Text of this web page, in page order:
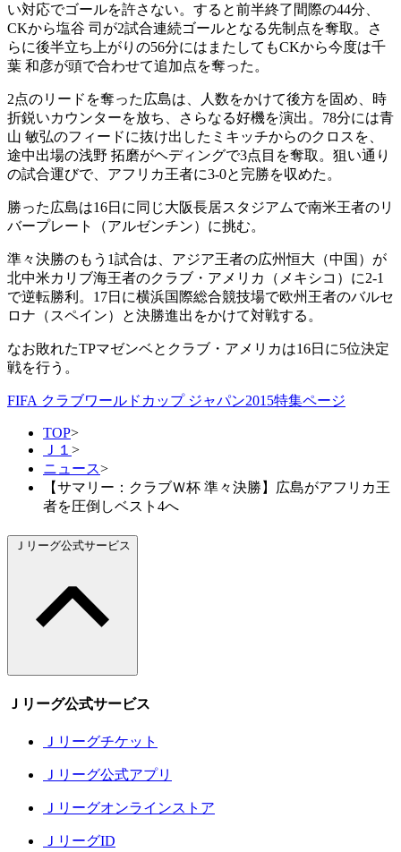
い対応でゴールを許さない。すると前半終了間際の44分、
CKから塩谷 司が2試合連続ゴールとなる先制点を奪取。さ
らに後半立ち上がりの56分にはまたしてもCKから今度は千
葉 和彦が頭で合わせて追加点を奪った。
2点のリードを奪った広島は、人数をかけて後方を固め、時
折鋭いカウンターを放ち、さらなる好機を演出。78分には青
山 敏弘のフィードに抜け出したミキッチからのクロスを、
途中出場の浅野 拓磨がヘディングで3点目を奪取。狙い通り
の試合運びで、アフリカ王者に3-0と完勝を収めた。
勝った広島は16日に同じ大阪長居スタジアムで南米王者のリ
バープレート（アルゼンチン）に挑む。
準々決勝のもう1試合は、アジア王者の広州恒大（中国）が
北中米カリブ海王者のクラブ・アメリカ（メキシコ）に2-1
で逆転勝利。17日に横浜国際総合競技場で欧州王者のバルセ
ロナ（スペイン）と決勝進出をかけて対戦する。
なお敗れたTPマゼンベとクラブ・アメリカは16日に5位決定
戦を行う。
FIFA クラブワールドカップ ジャパン2015特集ページ
TOP>
Ｊ１ >
ニュース>
【サマリー：クラブＷ杯 準々決勝】広島がアフリカ王
者を圧倒しベスト4へ
Ｊリーグ公式サービス
Ｊリーグ公式サービス
Ｊリーグチケット
Ｊリーグ公式アプリ
Ｊリーグオンラインストア
ＪリーグID